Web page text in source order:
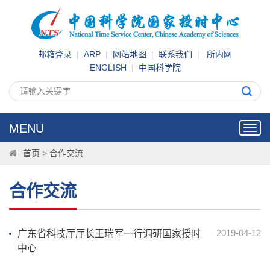
邮箱登录 | ARP | 网站地图 | 联系我们 | 所内网
ENGLISH | 中国科学院
MENU
首页 > 合作交流
合作交流
2019-04-12
广东省科技厅厅长王瑞军一行调研国家授时
中心